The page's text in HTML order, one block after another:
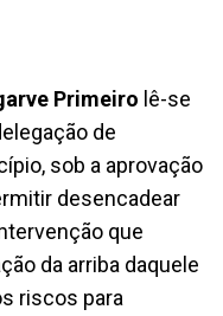
Primeiro lê-se
de
sob a aprovação
desencadear
que
da arriba daquele
riscos para